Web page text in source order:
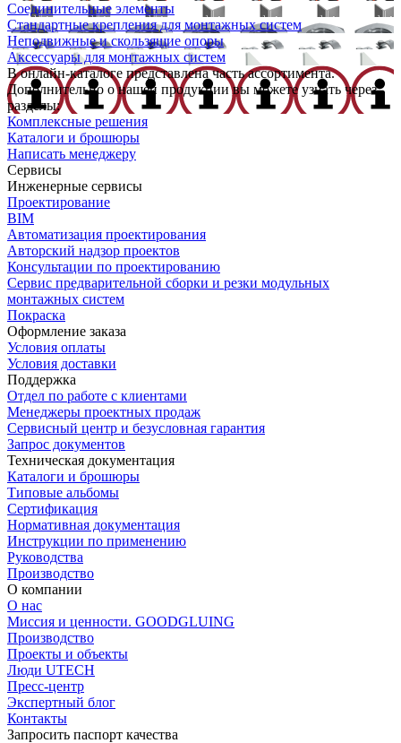
Соединительные элементы
Стандартные крепления для монтажных систем
Неподвижные и скользящие опоры
Аксессуары для монтажных систем
В онлайн-каталоге представлена часть ассортимента.
Дополнительно о нашей продукции вы можете узнать через
разделы:
Комплексные решения
Каталоги и брошюры
Написать менеджеру
Сервисы
Инженерные сервисы
Проектирование
BIM
Автоматизация проектирования
Авторский надзор проектов
Консультации по проектированию
Сервис предварительной сборки и резки модульных
монтажных систем
Покраска
Оформление заказа
Условия оплаты
Условия доставки
Поддержка
Отдел по работе с клиентами
Менеджеры проектных продаж
Сервисный центр и безусловная гарантия
Запрос документов
Техническая документация
Каталоги и брошюры
Типовые альбомы
Сертификация
Нормативная документация
Инструкции по применению
Руководства
Производство
О компании
О нас
Миссия и ценности. GOODGLUING
Производство
Проекты и объекты
Люди UTECH
Пресс-центр
Экспертный блог
Контакты
Запросить паспорт качества